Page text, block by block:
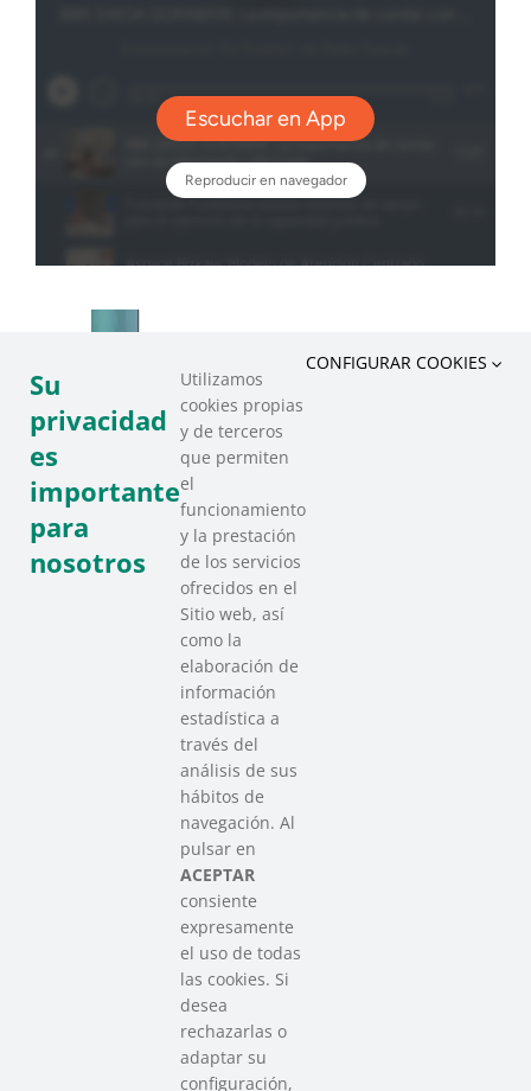
SAREEN SAREA
Asociación que agrupa a las redes
del Tercer Sector Social en Euskadi
Contacto
info@sareensarea.eu
Iparraguirre, 9 lonja – 48009 Bilbao
946 569 230
Su
privacidad
es
importante
para
nosotros
Utilizamos
cookies propias
y de terceros
que permiten
el
funcionamiento
y la prestación
de los servicios
ofrecidos en el
Sitio web, así
como la
elaboración de
información
estadística a
través del
análisis de sus
hábitos de
navegación. Al
pulsar en
ACEPTAR
consiente
expresamente
el uso de todas
las cookies. Si
desea
rechazarlas o
adaptar su
configuración,
CONFIGURAR COOKIES